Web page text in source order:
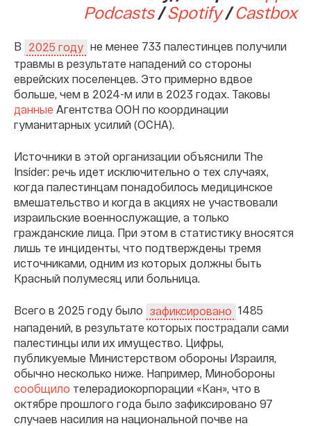
Podcasts/Spotify / Сastbox
В 2025 году не менее 733 палестинцев получили
травмы в результате нападений со стороны
еврейских поселенцев. Это примерно вдвое
больше, чем в 2024-м или в 2023 годах. Таковы
данные Агентства ООН по координации
гуманитарных усилий (OCHA).
Источники в этой организации объяснили The
Insider: речь идет исключительно о тех случаях,
когда палестинцам понадобилось медицинское
вмешательство и когда в акциях не участвовали
израильские военнослужащие, а только
гражданские лица. При этом в статистику вносятся
лишь те инциденты, что подтверждены тремя
источниками, одним из которых должны быть
Красный полумесяц или больница.
Всего в 2025 году было зафиксировано 1485
нападений, в результате которых пострадали сами
палестинцы или их имущество. Цифры,
публикуемые Министерством обороны Израиля,
обычно несколько ниже. Например, Минобороны
сообщило телерадиокорпорации «Кан», что в
октябре прошлого года было зафиксировано 97
случаев насилия на национальной почве на